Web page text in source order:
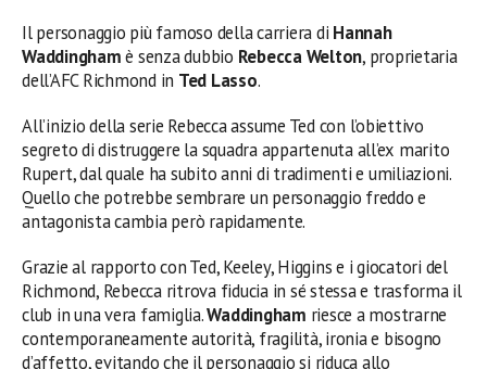
Il personaggio più famoso della carriera di Hannah
Waddinghamè senza dubbio Rebecca Welton, proprietaria
dell’AFC Richmond in Ted Lasso.
All’inizio della serie Rebecca assume Ted con l’obiettivo
segreto di distruggere la squadra appartenuta all’ex marito
Rupert, dal quale ha subito anni di tradimenti e umiliazioni.
Quello che potrebbe sembrare un personaggio freddo e
antagonista cambia però rapidamente.
Grazie al rapporto con Ted, Keeley, Higgins e i giocatori del
Richmond, Rebecca ritrova fiducia in sé stessa e trasforma il
club in una vera famiglia.Waddingham riesce a mostrarne
contemporaneamente autorità, fragilità, ironia e bisogno
d’affetto, evitando che il personaggio si riduca allo